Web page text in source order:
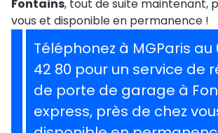
Fontains, tout de suite maintenant,
vous et disponible en permanence !
Téléphonez à MGParis au
42 80 pour un service de
de porte de garage à
express, près de chez